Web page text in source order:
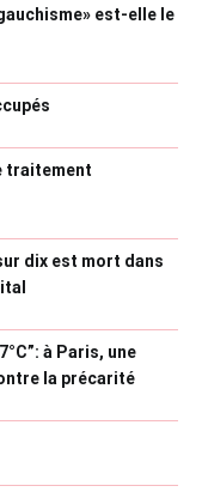
est-elle le
traitement
dix est mort dans
à Paris, une
la précarité